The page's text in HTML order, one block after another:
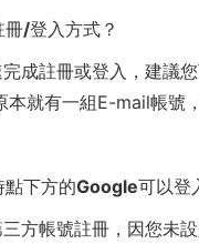
/登入方式？
成註冊或登入，建議
本就有一組E-mail帳號
下方的Google可以登
方帳號註冊，因您未